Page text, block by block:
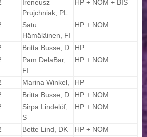
Ireneusz
Prujchniak, PL
HP + NOM + BIS
Satu
Hämäläinen, FI
HP + NOM
Britta Busse, D
HP
Pam DelaBar,
FI
HP + NOM
Marina Winkel,
HP
Britta Busse, D
HP + NOM
Sirpa Lindelöf,
S
HP + NOM
Bette Lind, DK
HP + NOM